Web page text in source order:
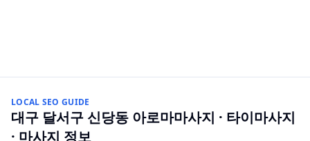
LOCAL SEO GUIDE
대구 달서구 신당동 아로마마사지 · 타이마사지
· 마사지 정보